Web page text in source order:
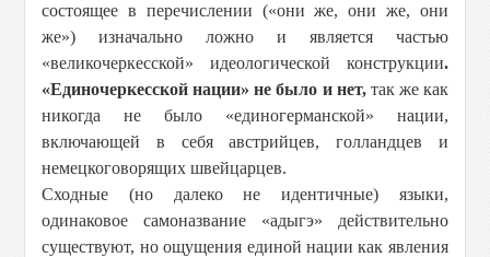
состоящее в перечислении («они же, они же, они
же») изначально ложно и является частью
«великочеркесской» идеологической конструкции.
«Единочеркесской нации» не было и нет,так же как
никогда не было «единогерманской» нации,
включающей в себя австрийцев, голландцев и
немецкоговорящих швейцарцев.
Сходные (но далеко не идентичные) языки,
одинаковое самоназвание «адыгэ» действительно
существуют, но ощущения единой нации как явления